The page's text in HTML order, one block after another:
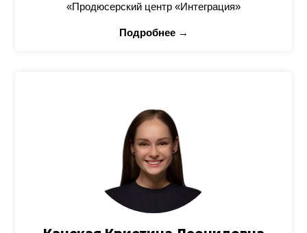
«Продюсерский центр «Интеграция»
Подробнее →